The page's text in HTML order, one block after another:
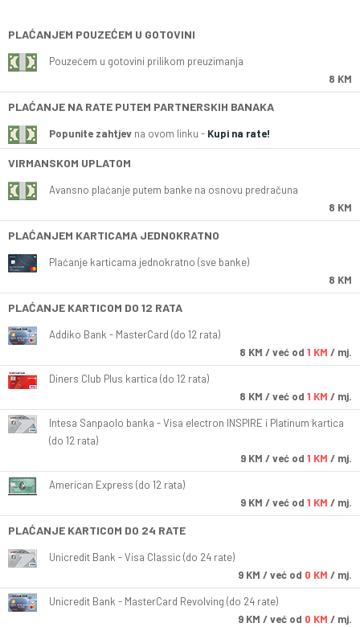
PLAĆANJEM POUZEĆEM U GOTOVINI
Pouzećem u gotovini prilikom preuzimanja
8 KM
PLAĆANJE NA RATE PUTEM PARTNERSKIH BANAKA
Popunite zahtjev na ovom linku - Kupi na rate!
VIRMANSKOM UPLATOM
Avansno plaćanje putem banke na osnovu predračuna
8 KM
PLAĆANJEM KARTICAMA JEDNOKRATNO
Plaćanje karticama jednokratno (sve banke)
8 KM
PLAĆANJE KARTICOM DO 12 RATA
Addiko Bank - MasterCard (do 12 rata)
8 KM / već od 1 KM / mj.
Diners Club Plus kartica (do 12 rata)
8 KM / već od 1 KM / mj.
Intesa Sanpaolo banka - Visa electron INSPIRE i Platinum kartica
(do 12 rata)
9 KM / već od 1 KM / mj.
American Express (do 12 rata)
9 KM / već od 1 KM / mj.
PLAĆANJE KARTICOM DO 24 RATE
Unicredit Bank - Visa Classic (do 24 rate)
9 KM / već od 0 KM / mj.
Unicredit Bank - MasterCard Revolving (do 24 rate)
9 KM / već od 0 KM / mj.